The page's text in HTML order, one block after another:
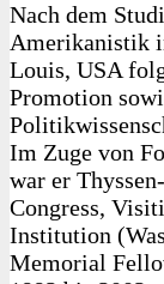
Nach dem
Amerikanistik
Louis, USA
Promotion
Im Zuge von
war er
Congress,
Institution
Memorial